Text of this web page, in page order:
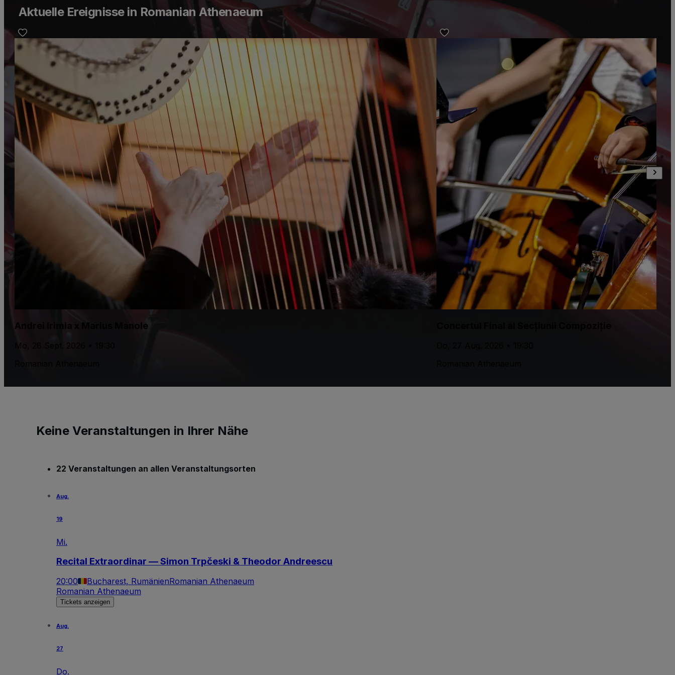
Aktuelle Ereignisse in Romanian Athenaeum
Andrei Irimia x Marius Manole
Mo, 28 Sept. 2026 • 19:30
Keine Veranstaltungen in Ihrer Nähe
22 Veranstaltungen an allen Veranstaltungsorten
Aug.
19
Mi.
Recital Extraordinar — Simon Trpčeski & Theodor Andreescu
20:00 Bucharest, RumänienRomanian Athenaeum
Romanian Athenaeum
Tickets anzeigen
Aug.
27
Do.